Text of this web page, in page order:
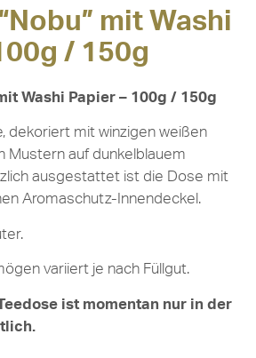
mit Washi
/ 150g
Washi Papier – 100g / 150g
dekoriert mit winzigen weißen
Mustern auf dunkelblauem
ausgestattet ist die Dose mit
Aromaschutz-Innendeckel.
variiert je nach Füllgut.
ist momentan nur in der